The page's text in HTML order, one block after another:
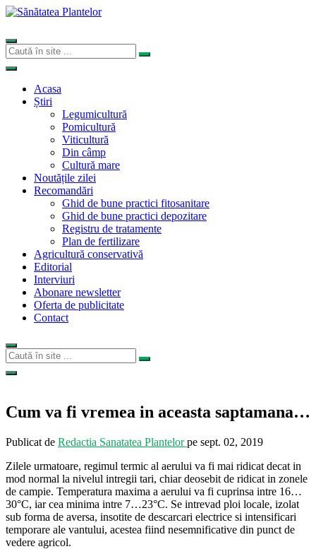
Acasa
Știri
Legumicultură
Pomicultură
Viticultură
Din câmp
Cultură mare
Noutățile zilei
Recomandări
Ghid de bune practici fitosanitare
Ghid de bune practici depozitare
Registru de tratamente
Plan de fertilizare
Agricultură conservativă
Editorial
Interviuri
Abonare newsletter
Oferta de publicitate
Contact
Cum va fi vremea in aceasta saptamana…
Publicat de Redactia Sanatatea Plantelorpe sept. 02, 2019
Zilele urmatoare, regimul termic al aerului va fi mai ridicat decat in
mod normal la nivelul intregii tari, chiar deosebit de ridicat in zonele
de campie. Temperatura maxima a aerului va fi cuprinsa intre 16…
30°C, iar cea minima intre 7…23°C. Se intrevad ploi locale, izolat
sub forma de aversa, insotite de descarcari electrice si intensificari
temporare ale vantului, acestea fiind nesemnificative din punct de
vedere agricol.